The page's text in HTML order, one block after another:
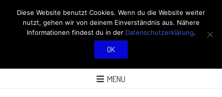
RÖBÜS OUTDOOR
BLOG
MENU
Diese Website benutzt Cookies. Wenn du die Website weiter
nutzt, gehen wir von deinem Einverständnis aus. Nähere
Informationen findest du in der Datenschutzerklärung.
OK